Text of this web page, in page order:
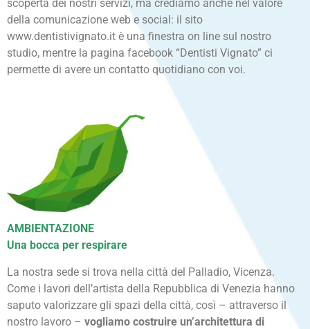
scoperta dei nostri servizi, ma crediamo anche nel valore
della comunicazione web e social: il sito
www.dentistivignato.it è una finestra on line sul nostro
studio, mentre la pagina facebook “Dentisti Vignato” ci
permette di avere un contatto quotidiano con voi.
AMBIENTAZIONE
Una bocca per respirare
La nostra sede si trova nella città del Palladio, Vicenza.
Come i lavori dell’artista della Repubblica di Venezia hanno
saputo valorizzare gli spazi della città, così – attraverso il
nostro lavoro – vogliamo costruire un’architettura di